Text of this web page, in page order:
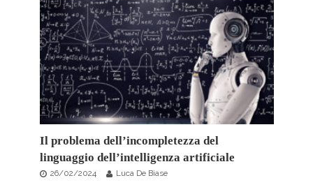
Il problema dell’incompletezza del
linguaggio dell’intelligenza artificiale
26/02/2024 Luca De Biase